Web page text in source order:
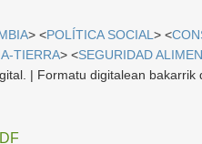
> <POLÍTICA SOCIAL> <
TIERRA> <SEGURIDAD
| Formatu digitalean bakarrik